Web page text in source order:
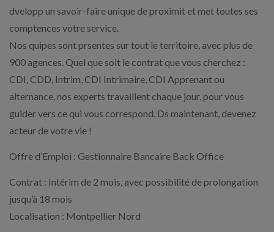
dvelopp un savoir-faire unique de proximit et met toutes ses
comptences votre service.
Nos quipes sont prsentes sur tout le territoire, avec plus de
900 agences. Quel que soit le contrat que vous cherchez :
CDI, CDD, Intrim, CDI Intrimaire, CDI Apprenant ou
alternance, nos experts travaillent chaque jour, pour vous
guider vers ce qui vous correspond. Ds maintenant, devenez
acteur de votre vie !
Offre d’Emploi : Gestionnaire Bancaire Back Office
Contrat : Intérim de 2 mois, avec possibilité de prolongation
jusqu’à 18 mois
Localisation : Montpellier Nord